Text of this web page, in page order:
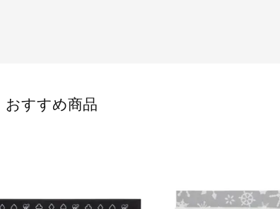
おすすめ商品